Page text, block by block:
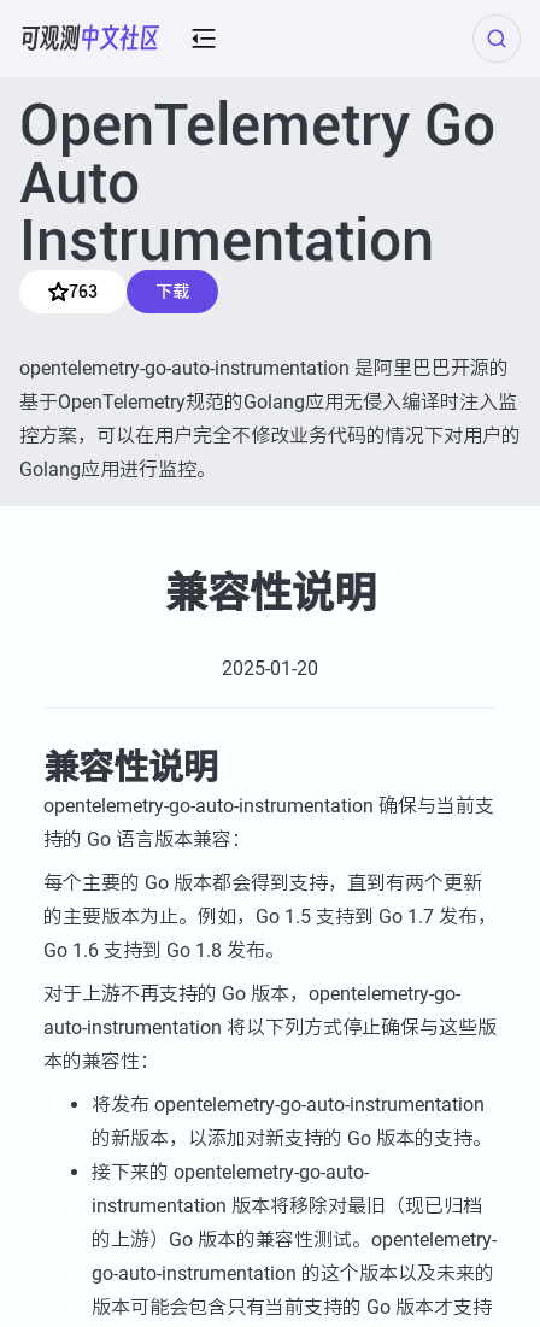
OpenTelemetry Go
Auto
Instrumentation
763 下载
opentelemetry-go-auto-instrumentation 是阿里巴巴开源的
基于OpenTelemetry规范的Golang应用无侵入编译时注入监
控方案，可以在用户完全不修改业务代码的情况下对用户的
Golang应用进行监控。
兼容性说明
2025-01-20
兼容性说明
opentelemetry-go-auto-instrumentation 确保与当前支
持的 Go 语言版本兼容：
每个主要的 Go 版本都会得到支持，直到有两个更新
的主要版本为止。例如，Go 1.5 支持到 Go 1.7 发布，
Go 1.6 支持到 Go 1.8 发布。
对于上游不再支持的 Go 版本，opentelemetry-go-
auto-instrumentation 将以下列方式停止确保与这些版
本的兼容性：
将发布 opentelemetry-go-auto-instrumentation
的新版本，以添加对新支持的 Go 版本的支持。
接下来的 opentelemetry-go-auto-
instrumentation 版本将移除对最旧（现已归档
的上游）Go 版本的兼容性测试。opentelemetry-
go-auto-instrumentation 的这个版本以及未来的
版本可能会包含只有当前支持的 Go 版本才支持